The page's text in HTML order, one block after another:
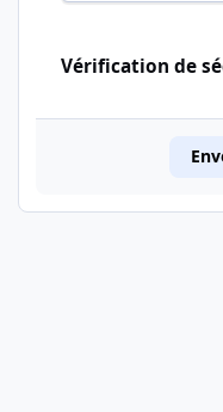
Vérification de